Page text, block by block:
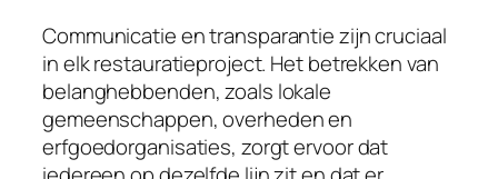
Communicatie en transparantie zijn cruciaal
in elk restauratieproject. Het betrekken van
belanghebbenden, zoals lokale
gemeenschappen, overheden en
erfgoedorganisaties, zorgt ervoor dat